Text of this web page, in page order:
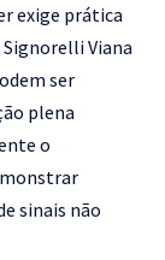
exige prática
Viana
ser
plena
o
sinais não